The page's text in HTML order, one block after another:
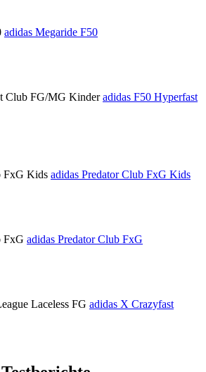
adidas Megaride F50
adidas F50 Hyperfast
adidas Predator Club FxG Kids
adidas Predator Club FxG
adidas X Crazyfast